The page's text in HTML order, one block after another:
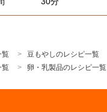
覧
豆もやしのレシピ一覧
覧 卵・乳製品のレシピ一覧